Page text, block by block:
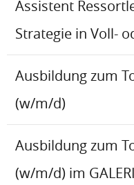
Assistent
Strategie in Voll-
Ausbildung zum
(w/m/d)
Ausbildung zum
(w/m/d) im